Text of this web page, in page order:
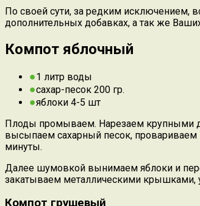
По своей сути, за редким исключением,
дополнительных добавках, а так же
Компот яблочный
1 литр воды
сахар-песок 200 гр.
яблоки 4-5 шт
Плоды промываем. Нарезаем крупными
высыпаем сахарный песок, провариваем
минуты.
Далее шумовкой вынимаем яблоки и
закатываем металлическими крышками,
Компот грушевый